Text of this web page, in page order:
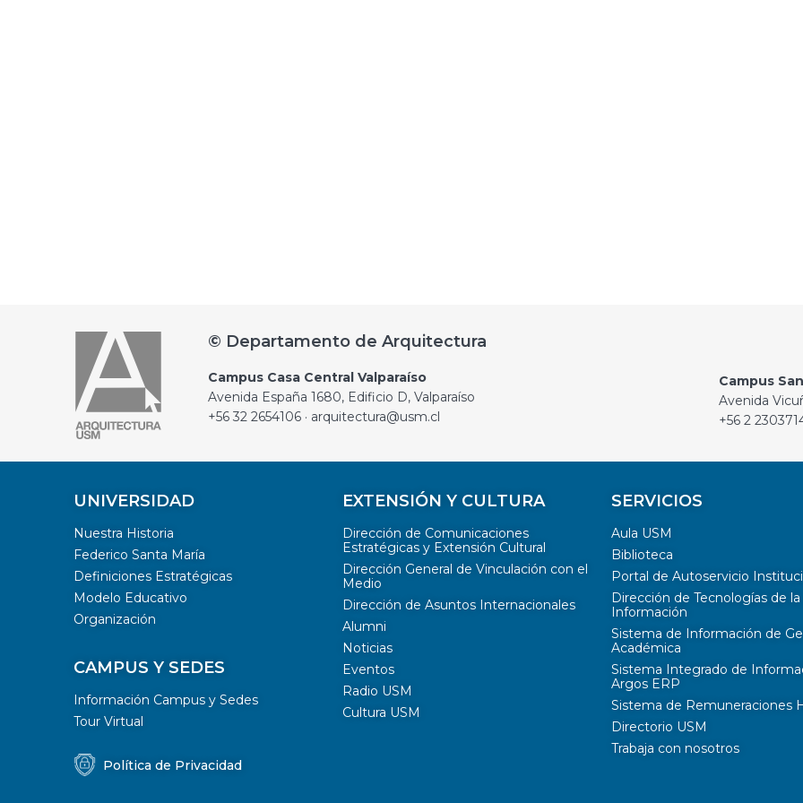
© Departamento de Arquitectura
Campus Casa Central Valparaíso
Avenida España 1680, Edificio D, Valparaíso
+56 32 2654106 · arquitectura@usm.cl
Campus
Avenida
+56 2
UNIVERSIDAD
Nuestra Historia
Federico Santa María
Definiciones Estratégicas
Modelo Educativo
Organización
CAMPUS Y SEDES
Información Campus y Sedes
Tour Virtual
Política de Privacidad
EXTENSIÓN Y CULTURA
Dirección de Comunicaciones
Estratégicas y Extensión Cultural
Dirección General de Vinculación con el
Medio
Dirección de Asuntos Internacionales
Alumni
Noticias
Eventos
Radio USM
Cultura USM
SERVICIOS
Aula USM
Biblioteca
Portal de Autoservicio
Dirección de Tecnologías de la
Información
Sistema de Información de
Académica
Sistema Integrado de
Argos ERP
Sistema de Remuneraciones
Directorio USM
Trabaja con nosotros